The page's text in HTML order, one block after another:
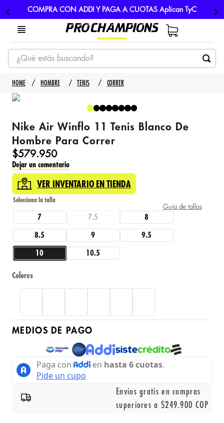
COMPRA CON ADDI Y PAGA A CUOTAS Aplican TyC
¿Qué estás buscando?
TÉRMINOS MÁS BUSCADOS
1
3. nike
4. guayos
5. gorras
HOMBRE TENIS CORRER
Nike Air Winflo 11 Tenis Blanco De
Hombre Para Correr
$579.950
Dejar un comentario
VER INVENTARIO EN TIENDA
Guía de tallas
7 7.5 8
8.5 9 9.5
10 10.5
Colores
MEDIOS DE PAGO
Envíos gratis en compras
superiores a $249.900 COP